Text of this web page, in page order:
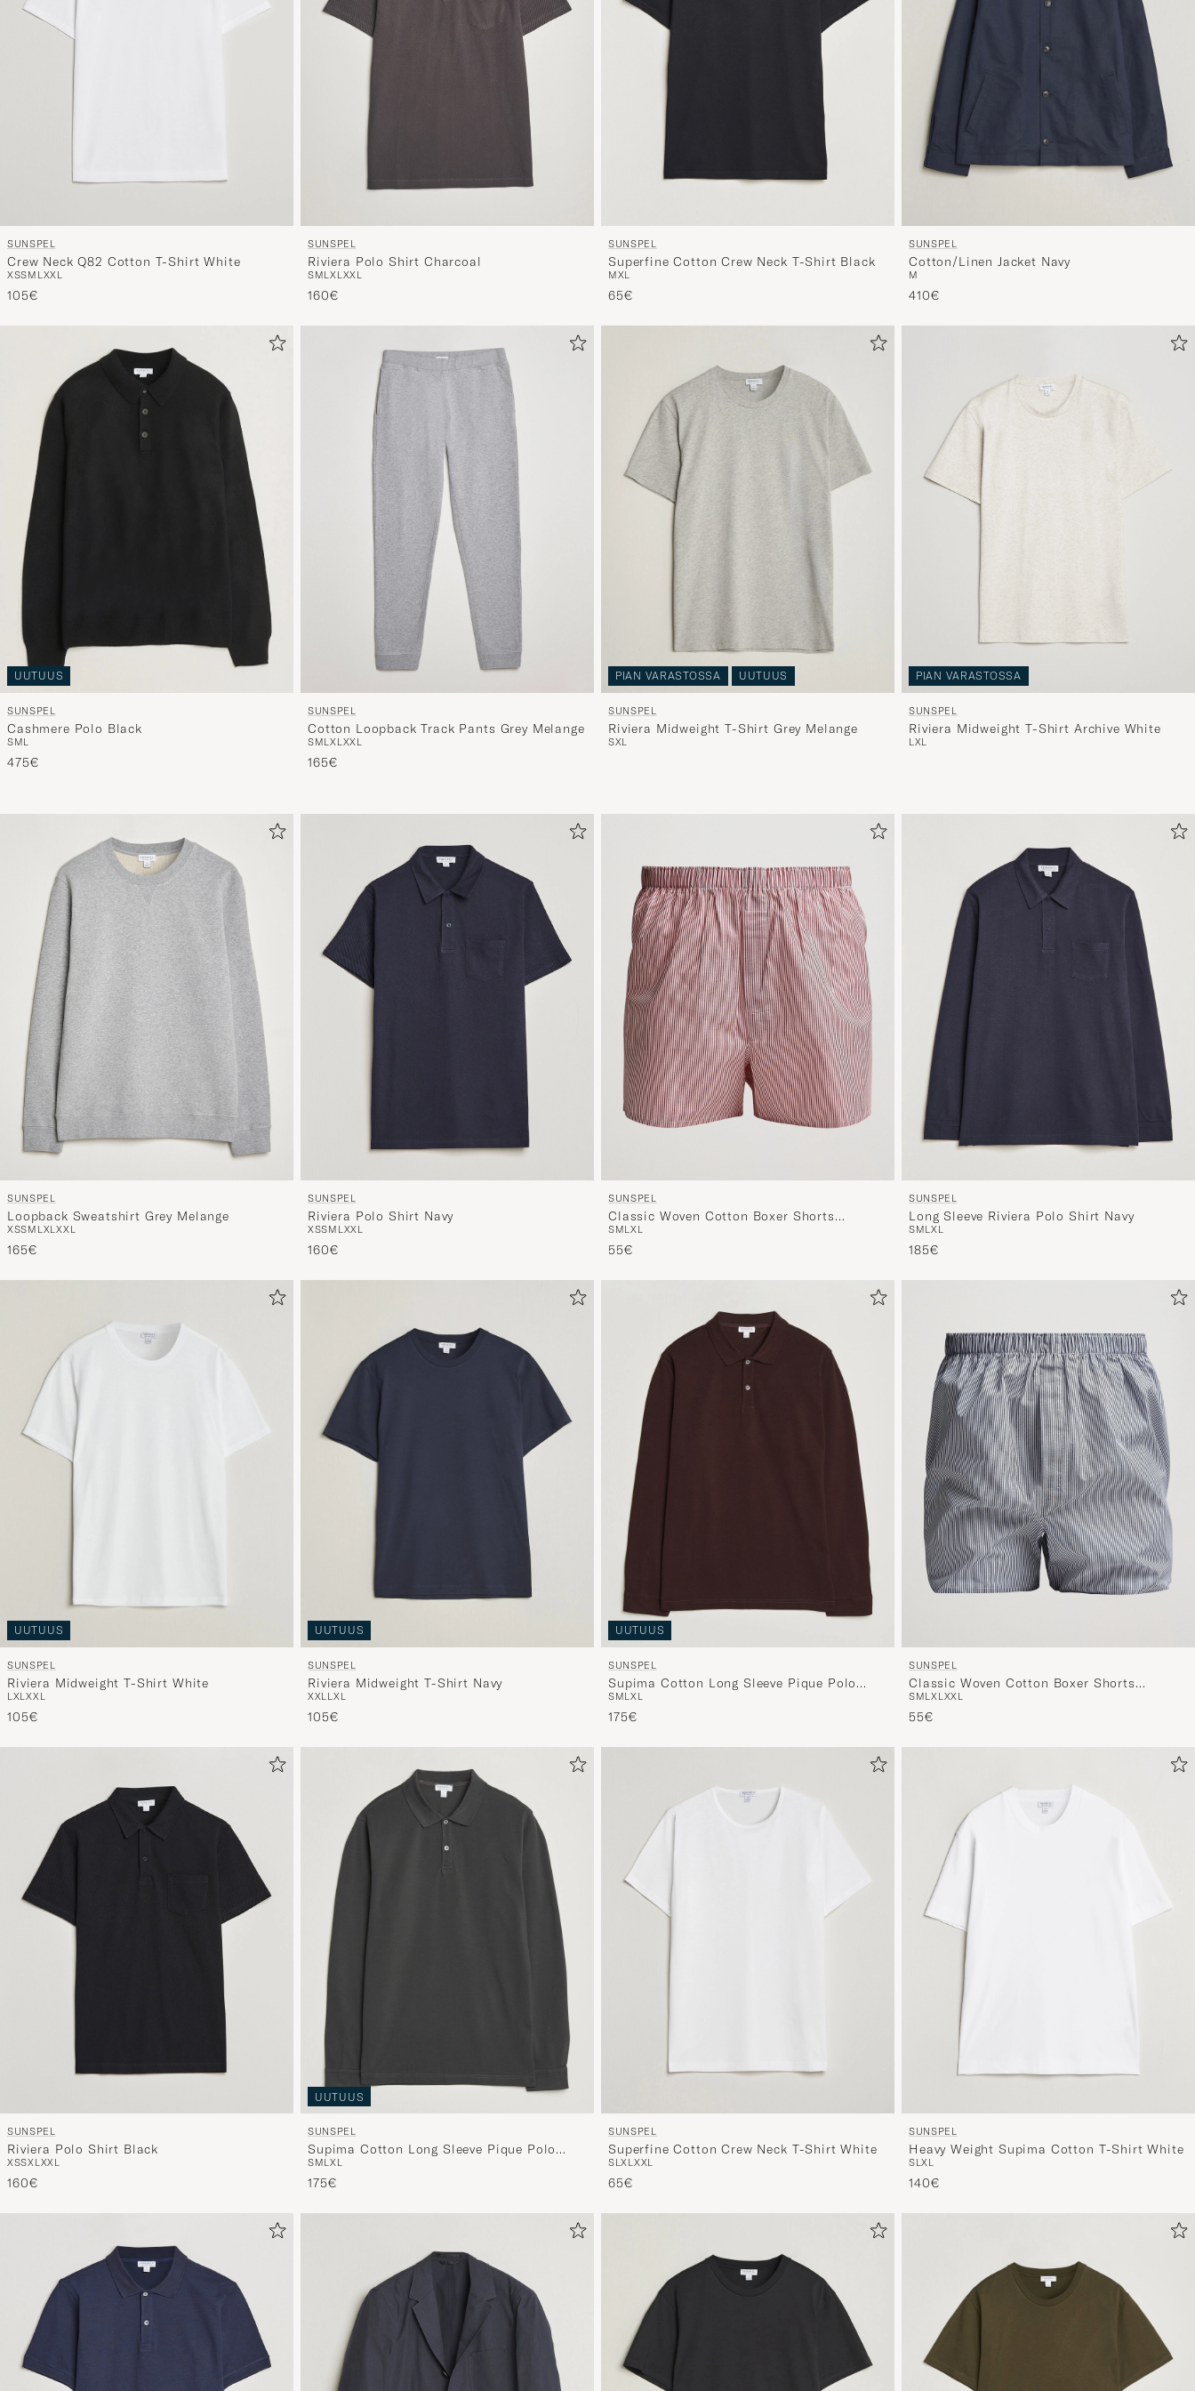
tyyliisi
sopivan
lajittelun
tuotteille
SUNSPEL
Crew Neck Q82 Cotton T-Shirt White
XSSM LXXL
105€
SUNSPEL
Riviera Polo Shirt Charcoal
SMLXLXXL
160€
SUNSPEL
Superfine Cotton Crew Neck T-Shirt Black
MXL
65€
SUNSPEL
Cotton/Linen Jacket Navy
M
410€
UUTUUS
SUNSPEL
Cashmere Polo Black
SML
475€
SUNSPEL
Cotton Loopback Track Pants Grey Melange
SMLXL XXL
165€
PIAN VARASTOSSA UUTUUS
SUNSPEL
Riviera Midweight T-Shirt Grey Melange
SXL
PIAN VARASTOSSA
SUNSPEL
Riviera Midweight T-Shirt Archive White
L XL
SUNSPEL
Loopback Sweatshirt Grey Melange
XSSM LXLXXL
165€
SUNSPEL
Riviera Polo Shirt Navy
XSSM LXXL
160€
SUNSPEL
Classic Woven Cotton Boxer Shorts
Red/White
SMLXL
55€
SUNSPEL
Long Sleeve Riviera Polo Shirt Navy
SMLXL
185€
UUTUUS
SUNSPEL
Riviera Midweight T-Shirt White
L XLXXL
105€
UUTUUS
SUNSPEL
Riviera Midweight T-Shirt Navy
XXL L XL
105€
UUTUUS
SUNSPEL
Supima Cotton Long Sleeve Pique Polo
Dark Brown
SMLXL
175€
SUNSPEL
Classic Woven Cotton Boxer Shorts
White/Light Blue
SMLXL XXL
55€
SUNSPEL
Riviera Polo Shirt Black
XSSXLXXL
160€
UUTUUS
SUNSPEL
Supima Cotton Long Sleeve Pique Polo
Anthracite
SMLXL
175€
SUNSPEL
Superfine Cotton Crew Neck T-Shirt White
SLXLXXL
65€
SUNSPEL
Heavy Weight Supima Cotton T-Shirt White
SLXL
140€